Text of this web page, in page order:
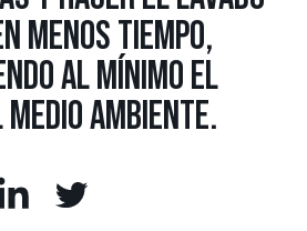
MENOS TIEMPO,
AL MÍNIMO EL
MEDIO AMBIENTE.